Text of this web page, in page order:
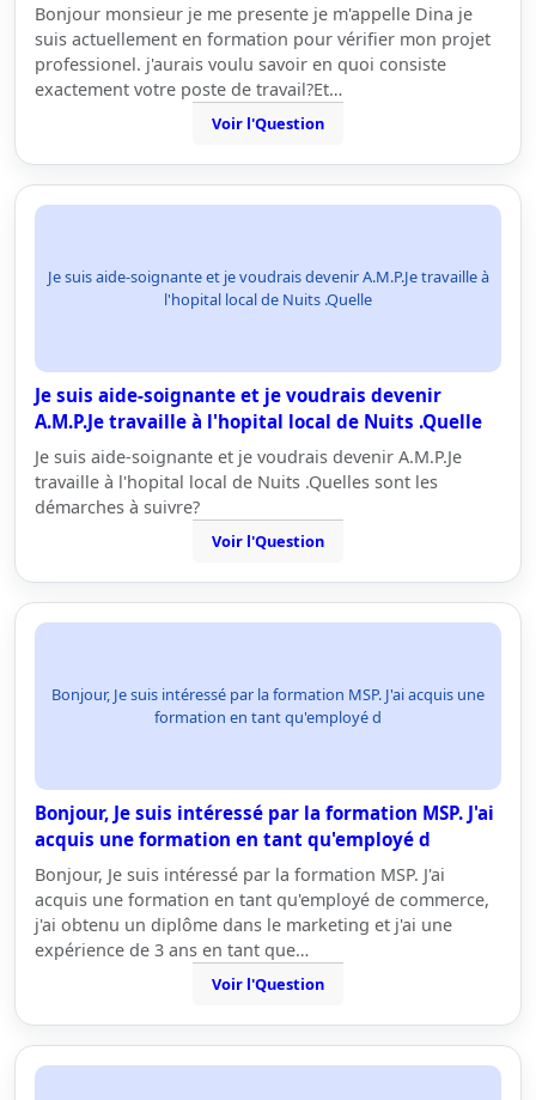
Bonjour monsieur je me presente je m'appelle Dina je
suis actuellement en formation pour vérifier mon projet
professionel. j'aurais voulu savoir en quoi consiste
exactement votre poste de travail?Et…
Voir l'Question
Je suis aide-soignante et je voudrais devenir A.M.P.Je travaille à
l'hopital local de Nuits .Quelle
Je suis aide-soignante et je voudrais devenir
A.M.P.Je travaille à l'hopital local de Nuits .Quelle
Je suis aide-soignante et je voudrais devenir A.M.P.Je
travaille à l'hopital local de Nuits .Quelles sont les
démarches à suivre?
Voir l'Question
Bonjour, Je suis intéressé par la formation MSP. J'ai acquis une
formation en tant qu'employé d
Bonjour, Je suis intéressé par la formation MSP. J'ai
acquis une formation en tant qu'employé d
Bonjour, Je suis intéressé par la formation MSP. J'ai
acquis une formation en tant qu'employé de commerce,
j'ai obtenu un diplôme dans le marketing et j'ai une
expérience de 3 ans en tant que…
Voir l'Question